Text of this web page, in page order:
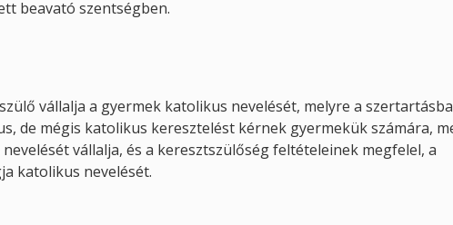
beavató szentségben.
vállalja a gyermek katolikus nevelését, melyre a
de mégis katolikus keresztelést kérnek gyermekük számára,
vállalja, és a keresztszülőség feltételeinek megfelel, a
katolikus nevelését.